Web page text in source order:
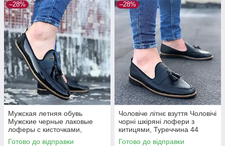
–28%
Мужская летняя обувь
Мужские черные лаковые
лоферы с кисточками,
Турция
Готово до відправки
–28%
Чоловіче літнє взуття Чоловічі
чорні шкіряні лофери з
китицями, Туреччина 44
Готово до відправки